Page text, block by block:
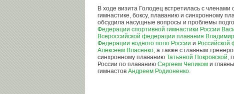
В ходе визита Голодец встретилась с
гимнастике, боксу, плаванию и синхронному
обсудила насущные вопросы и проблемы
Федерации спортивной гимнастики России
Всероссийской федерации плавания
Федерации водного поло России и Российской
Алексеем Власенко, а также с главным
синхронному плаванию Татьяной Покровской,
России по плаванию Сергеем Чепиком и
гимнастов Андреем Родионенко.